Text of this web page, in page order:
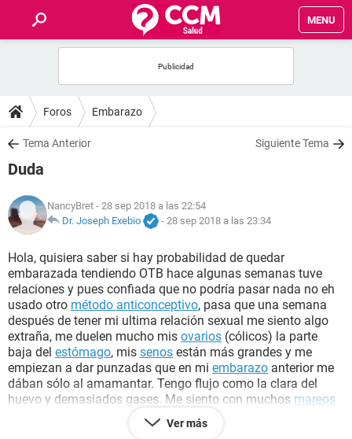
MENU
FOROS
SALUD
NUTRICIÓN
BIENESTAR
SEXUALIDAD
GLOSARIO
Foros Embarazo
Tema Anterior Siguiente Tema
Duda
NancyBret - 28 sep 2018 a las 22:54
Dr. Joseph Exebio
- 28 sep 2018 a las 23:34
Hola, quisiera saber si hay probabilidad de quedar
embarazada tendiendo OTB hace algunas semanas tuve
relaciones y pues confiada que no podría pasar nada no eh
usado otro método anticonceptivo, pasa que una semana
después de tener mi ultima relación sexual me siento algo
extraña, me duelen mucho mis ovarios (cólicos) la parte
baja del estómago, mis senos están más grandes y me
empiezan a dar punzadas que en mi embarazo anterior me
dában sólo al amamantar. Tengo flujo como la clara del
huevo y demasiados gases. Me siento con muchos mareos
y aclaró que nunca eh padecido de
o pezones. Sólo es lo mensionado antes. Eh conocido
Ver más